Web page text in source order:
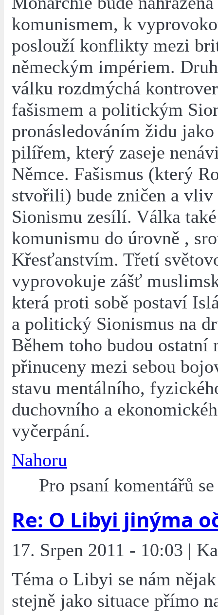
komunismem, k
poslouží konflikty mezi
německým impériem.
válku rozdmýchá
fašismem a politickým
pronásledováním židu
pilířem, který zaseje
Němce. Fašismus (který
stvořili) bude zničen a
Sionismu zesílí. Válka
komunismu do úrovně ,
Křesťanstvím. Třetí
vyprovokuje zášť
která proti sobě postaví
a politický Sionismus na
Během toho budou ostatní
přinuceny mezi sebou
stavu mentálního,
duchovního a
vyčerpání.
Nahoru
Pro psaní komentářů
Re: O Libyi jinýma
17. Srpen 2011 - 10:03 |
Téma o Libyi se nám
stejně jako situace přímo